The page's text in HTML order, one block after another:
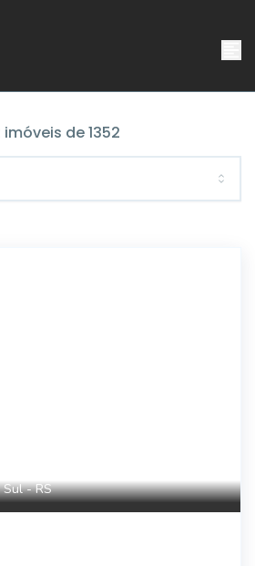
imóveis de1352
Sul - RS